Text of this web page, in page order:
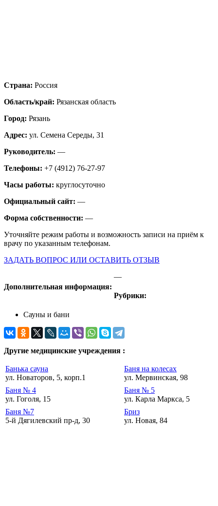
Страна: Россия
Область/край: Рязанская область
Город: Рязань
Адрес: ул. Семена Середы, 31
Руководитель: —
Телефоны: +7 (4912) 76-27-97
Часы работы: круглосуточно
Официальный сайт: —
Форма собственности: —
Уточняйте режим работы и возможность записи на приём к
врачу по указанным телефонам.
ЗАДАТЬ ВОПРОС ИЛИ ОСТАВИТЬ ОТЗЫВ
Дополнительная информация:
—
Рубрики:
Сауны и бани
Другие медицинские учреждения :
Банька сауна
ул. Новаторов, 5, корп.1
Баня на колесах
ул. Мервинская, 98
Баня № 4
ул. Гоголя, 15
Баня № 5
ул. Карла Маркса, 5
Баня №7
5-й Дягилевский пр-д, 30
Бриз
ул. Новая, 84